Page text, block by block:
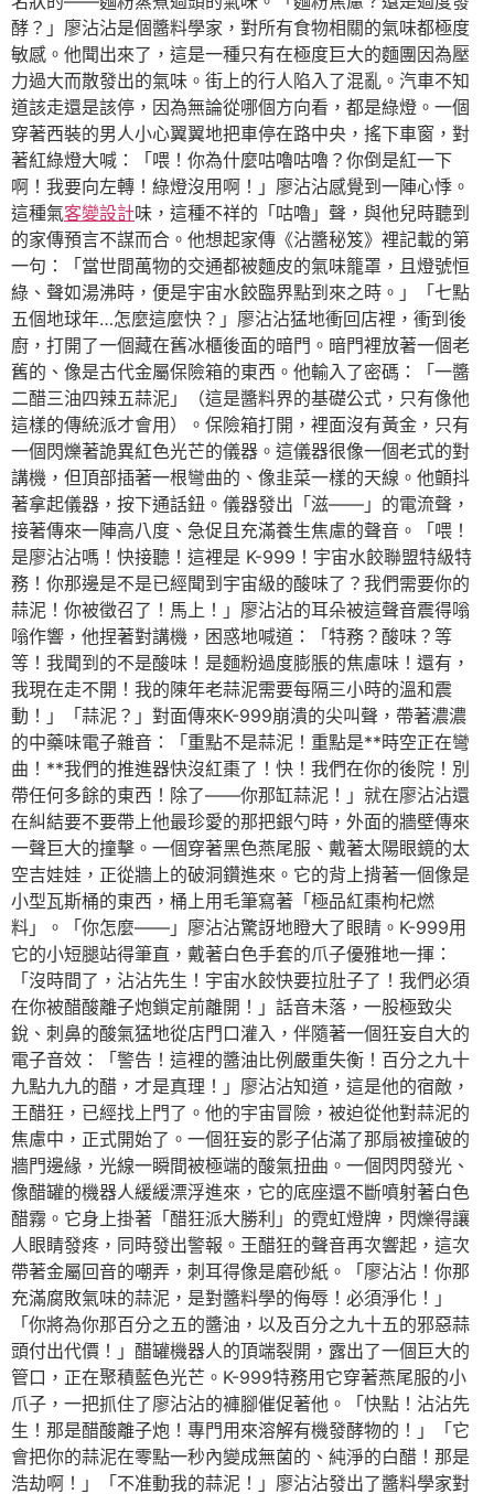
酵？」廖沾沾是個醬料學家，對所有食物相關的氣味都極度
敏感。他聞出來了，這是一種只有在極度巨大的麵團因為壓
力過大而散發出的氣味。街上的行人陷入了混亂。汽車不知
道該走還是該停，因為無論從哪個方向看，都是綠燈。一個
穿著西裝的男人小心翼翼地把車停在路中央，搖下車窗，對
著紅綠燈大喊：「喂！你為什麼咕嚕咕嚕？你倒是紅一下
啊！我要向左轉！綠燈沒用啊！」廖沾沾感覺到一陣心悸。
這種氣客變設計味，這種不祥的「咕嚕」聲，與他兒時聽到
的家傳預言不謀而合。他想起家傳《沾醬秘笈》裡記載的第
一句：「當世間萬物的交通都被麵皮的氣味籠罩，且燈號恒
綠、聲如湯沸時，便是宇宙水餃臨界點到來之時。」「七點
五個地球年…怎麼這麼快？」廖沾沾猛地衝回店裡，衝到後
廚，打開了一個藏在舊冰櫃後面的暗門。暗門裡放著一個老
舊的、像是古代金屬保險箱的東西。他輸入了密碼：「一醬
二醋三油四辣五蒜泥」（這是醬料界的基礎公式，只有像他
這樣的傳統派才會用）。保險箱打開，裡面沒有黃金，只有
一個閃爍著詭異紅色光芒的儀器。這儀器很像一個老式的對
講機，但頂部插著一根彎曲的、像韭菜一樣的天線。他顫抖
著拿起儀器，按下通話鈕。儀器發出「滋——」的電流聲，
接著傳來一陣高八度、急促且充滿養生焦慮的聲音。「喂！
是廖沾沾嗎！快接聽！這裡是 K-999！宇宙水餃聯盟特級特
務！你那邊是不是已經聞到宇宙級的酸味了？我們需要你的
蒜泥！你被徵召了！馬上！」廖沾沾的耳朵被這聲音震得嗡
嗡作響，他捏著對講機，困惑地喊道：「特務？酸味？等
等！我聞到的不是酸味！是麵粉過度膨脹的焦慮味！還有，
我現在走不開！我的陳年老蒜泥需要每隔三小時的溫和震
動！」「蒜泥？」對面傳來K-999崩潰的尖叫聲，帶著濃濃
的中藥味電子雜音：「重點不是蒜泥！重點是**時空正在彎
曲！**我們的推進器快沒紅棗了！快！我們在你的後院！別
帶任何多餘的東西！除了——你那缸蒜泥！」就在廖沾沾還
在糾結要不要帶上他最珍愛的那把銀勺時，外面的牆壁傳來
一聲巨大的撞擊。一個穿著黑色燕尾服、戴著太陽眼鏡的太
空吉娃娃，正從牆上的破洞鑽進來。它的背上揹著一個像是
小型瓦斯桶的東西，桶上用毛筆寫著「極品紅棗枸杞燃
料」。「你怎麼——」廖沾沾驚訝地瞪大了眼睛。K-999用
它的小短腿站得筆直，戴著白色手套的爪子優雅地一揮：
「沒時間了，沾沾先生！宇宙水餃快要拉肚子了！我們必須
在你被醋酸離子炮鎖定前離開！」話音未落，一股極致尖
銳、刺鼻的酸氣猛地從店門口灌入，伴隨著一個狂妄自大的
電子音效：「警告！這裡的醬油比例嚴重失衡！百分之九十
九點九九的醋，才是真理！」廖沾沾知道，這是他的宿敵，
王醋狂，已經找上門了。他的宇宙冒險，被迫從他對蒜泥的
焦慮中，正式開始了。一個狂妄的影子佔滿了那扇被撞破的
牆門邊緣，光線一瞬間被極端的酸氣扭曲。一個閃閃發光、
像醋罐的機器人緩緩漂浮進來，它的底座還不斷噴射著白色
醋霧。它身上掛著「醋狂派大勝利」的霓虹燈牌，閃爍得讓
人眼睛發疼，同時發出警報。王醋狂的聲音再次響起，這次
帶著金屬回音的嘲弄，刺耳得像是磨砂紙。「廖沾沾！你那
充滿腐敗氣味的蒜泥，是對醬料學的侮辱！必須淨化！」
「你將為你那百分之五的醬油，以及百分之九十五的邪惡蒜
頭付出代價！」醋罐機器人的頂端裂開，露出了一個巨大的
管口，正在聚積藍色光芒。K-999特務用它穿著燕尾服的小
爪子，一把抓住了廖沾沾的褲腳催促著他。「快點！沾沾先
生！那是醋酸離子炮！專門用來溶解有機發酵物的！」「它
會把你的蒜泥在零點一秒內變成無菌的、純淨的白醋！那是
浩劫啊！」「不准動我的蒜泥！」廖沾沾發出了醬料學家對